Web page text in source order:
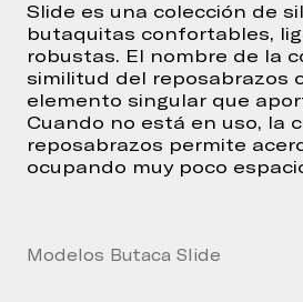
Slide es una colección de
butaquitas confortables,
robustas. El nombre de la
similitud del reposabrazos
elemento singular que
Cuando no está en uso, la
reposabrazos permite
ocupando muy poco
Modelos Butaca Slide